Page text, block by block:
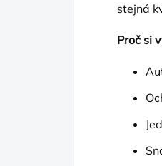
stejná
Proč si